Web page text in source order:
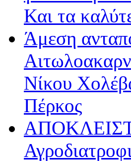
Και τα
Άμεση
Νίκου
Πέρκος